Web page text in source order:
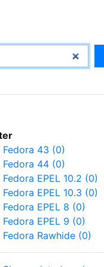
Fedora 43 (0)
Fedora 44 (0)
Fedora EPEL 10.2 (0)
Fedora EPEL 10.3 (0)
Fedora EPEL 8 (0)
Fedora EPEL 9 (0)
Fedora Rawhide (0)